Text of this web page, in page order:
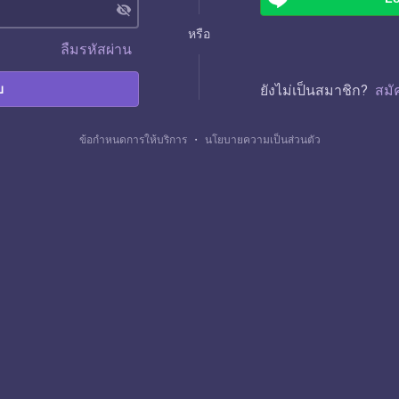
visibility_off
ลืมรหัสผ่าน
หรือ
ยังไม่เป็นสมาชิก? สมั
ข้อกำหนดการให้บริการ ・ นโยบายความเป็นส่วนตัว